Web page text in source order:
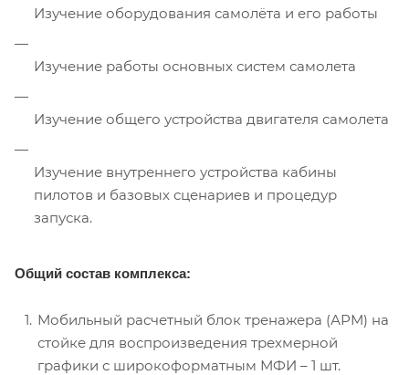
Изучение оборудования самолёта и его работы
Изучение работы основных систем самолета
Изучение общего устройства двигателя самолета
Изучение внутреннего устройства кабины
пилотов и базовых сценариев и процедур
запуска.
Общий состав комплекса:
Мобильный расчетный блок тренажера (АРМ) на
стойке для воспроизведения трехмерной
графики с широкоформатным МФИ – 1 шт.